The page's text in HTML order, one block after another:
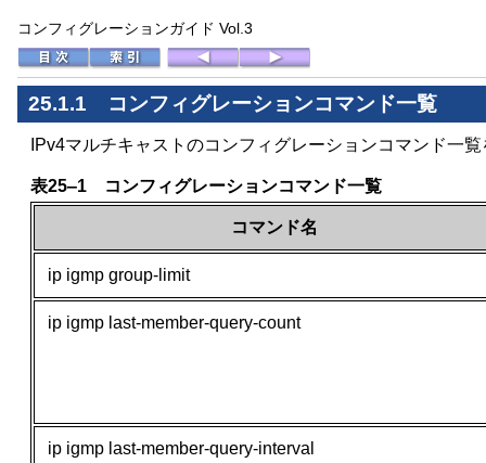
コンフィグレーションガイド Vol.3
25.1.1 コンフィグレーションコマンド一覧
IPv4マルチキャストのコンフィグレーションコマンド一
表25‒1 コンフィグレーションコマンド一覧
コマンド名
ip igmp group-limit
ip igmp last-member-query-count
ip igmp last-member-query-interval